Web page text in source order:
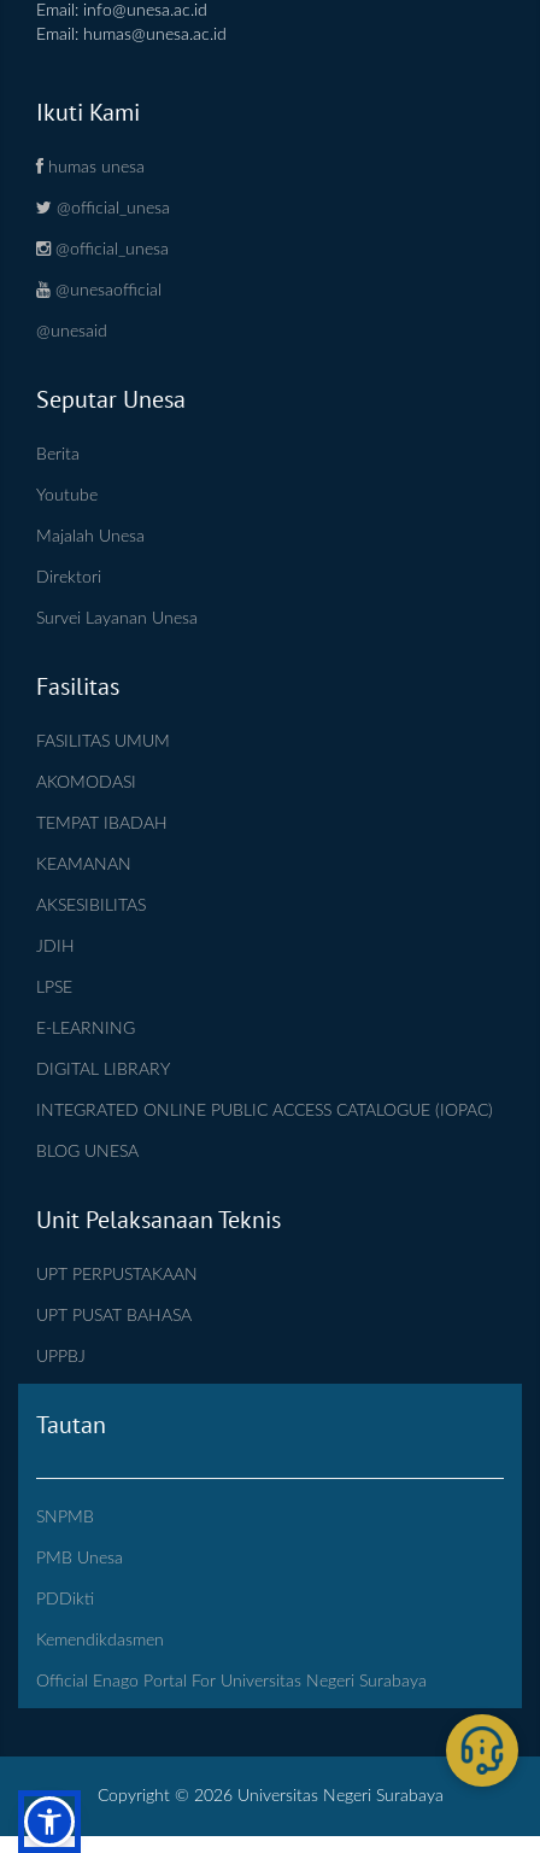
Email: info@unesa.ac.id
Email: humas@unesa.ac.id
Ikuti Kami
humas unesa
@official_unesa
@official_unesa
@unesaofficial
@unesaid
Seputar Unesa
Berita
Youtube
Majalah Unesa
Direktori
Survei Layanan Unesa
Fasilitas
FASILITAS UMUM
AKOMODASI
TEMPAT IBADAH
KEAMANAN
AKSESIBILITAS
JDIH
LPSE
E-LEARNING
DIGITAL LIBRARY
INTEGRATED ONLINE PUBLIC ACCESS CATALOGUE (IOPAC)
BLOG UNESA
Unit Pelaksanaan Teknis
UPT PERPUSTAKAAN
UPT PUSAT BAHASA
UPPBJ
Tautan
SNPMB
PMB Unesa
PDDikti
Kemendikdasmen
Official Enago Portal For Universitas Negeri Surabaya
Copyright © 2026 Universitas Negeri Surabaya